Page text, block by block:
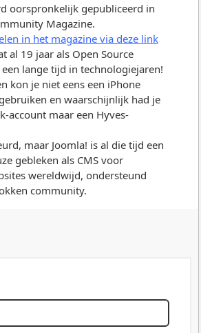
oorspronkelijk gepubliceerd in
Magazine.
in het magazine via deze link
al 19 jaar als Open Source
lange tijd in technologiejaren!
kon je niet eens een iPhone
en waarschijnlijk had je
account maar een Hyves-
maar Joomla! is al die tijd een
gebleken als CMS voor
wereldwijd, ondersteund
community.